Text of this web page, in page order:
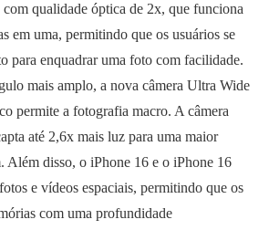
qualidade óptica de 2x, que funciona
em uma, permitindo que os usuários se
para enquadrar uma foto com facilidade.
mais amplo, a nova câmera Ultra Wide
permite a fotografia macro. A câmera
até 2,6x mais luz para uma maior
Além disso, o iPhone 16 e o iPhone 16
e vídeos espaciais, permitindo que os
com uma profundidade